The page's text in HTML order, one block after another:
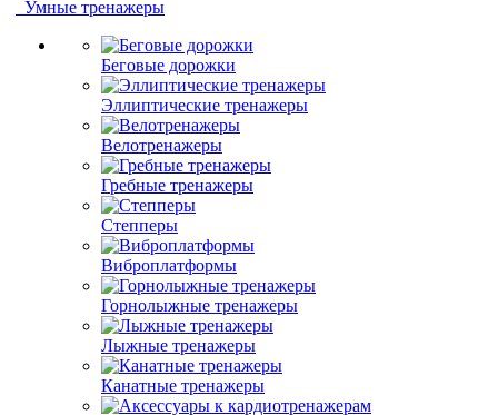
Умные тренажеры
Беговые дорожки
Эллиптические тренажеры
Велотренажеры
Гребные тренажеры
Степперы
Виброплатформы
Горнолыжные тренажеры
Лыжные тренажеры
Канатные тренажеры